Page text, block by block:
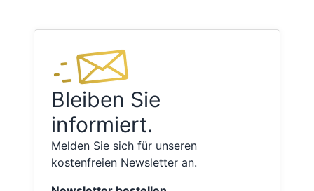
Bleiben Sie
informiert.
Melden Sie sich für unseren
kostenfreien Newsletter an.